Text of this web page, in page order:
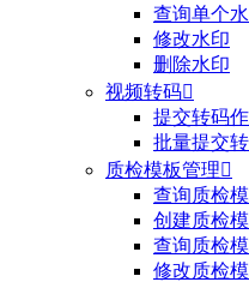
查询单个
修改水印
删除水印
视频转码
提交转码
批量提交
质检模板管理
查询质检
创建质检
查询质检
修改质检